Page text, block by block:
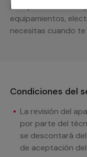
incluyendo todo lo
equipamientos,
necesitas cuando te
Condiciones del
La revisión del
por parte del
se descontará
de aceptación